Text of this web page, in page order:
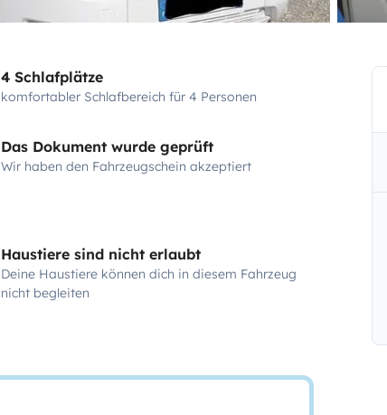
4 Schlafplätze
komfortabler Schlafbereich für 4 Personen
Das Dokument wurde geprüft
Wir haben den Fahrzeugschein akzeptiert
Haustiere sind nicht erlaubt
Deine Haustiere können dich in diesem Fahrzeug
nicht begleiten